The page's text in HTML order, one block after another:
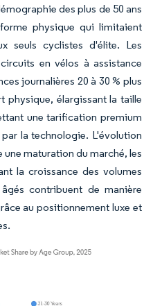
des plus de 50 ans
physique qui limitaient
seuls cyclistes d'élite. Les
en vélos à assistance
journalières 20 à 30 % plus
physique, élargissant la taille
une tarification premium
la technologie. L'évolution
maturation du marché, les
la croissance des volumes
contribuent de manière
au positionnement luxe et